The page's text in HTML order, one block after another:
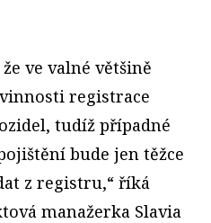
ve valné většině
registrace
tudíž případné
bude jen těžce
z registru,“ říká
manažerka Slavia